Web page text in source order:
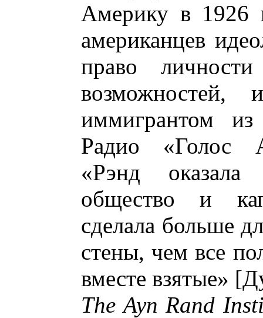
Америку в 1926
американцев
право
возможностей,
иммигрантом
Радио «Голос
«Рэнд
общество и
сделала больше
стены, чем все
вместе взятые»
The Ayn Rand